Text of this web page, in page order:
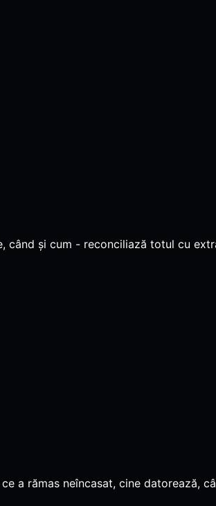
și cum - reconciliază totul cu
a rămas neîncasat, cine datorează,